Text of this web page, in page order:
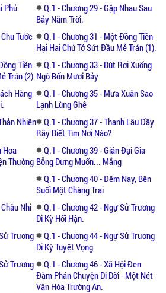
Phủ
Q.1 - Chương 29 - Gặp Nhau Sau
Bảy Năm Trời.
Tước
Q.1 - Chương 31 - Một Đồng Tiền
Hại Hai Chủ Tớ Sứt Đầu Mẻ Trán (1).
Tiền
Trán (2)
Q.1 - Chương 33 - Bút Rơi Xuống
Ngõ Bốn Mươi Bảy
Hàng
Q.1 - Chương 35 - Mưa Xuân Sao
Lạnh Lùng Ghê
Nhiên
Q.1 - Chương 37 - Thanh Lâu Đầy
Rẫy Biết Tìm Nơi Nào?
Hoa
Thường
Q.1 - Chương 39 - Giản Đại Gia
Bỗng Dưng Muốn... Mắng
Q.1 - Chương 40 - Đêm Nay, Bên
Suối Một Chàng Trai
Nhi
Q.1 - Chương 42 - Ngự Sử Trương
Di Kỳ Hối Hận.
Trương
Q.1 - Chương 44 - Ngự Sử Trương
Di Kỳ Tuyệt Vọng
Trương
Q.1 - Chương 46 - Xã Hội Đen
Đàm Phán Chuyện Di Dời - Một Nét
Văn Hóa Trường An.